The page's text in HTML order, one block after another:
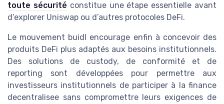
toute sécurité constitue une étape essentielle avant
d’explorer Uniswap ou d’autres protocoles DeFi.
Le mouvement buidl encourage enfin à concevoir des
produits DeFi plus adaptés aux besoins institutionnels.
Des solutions de custody, de conformité et de
reporting sont développées pour permettre aux
investisseurs institutionnels de participer à la finance
decentralisee sans compromettre leurs exigences de